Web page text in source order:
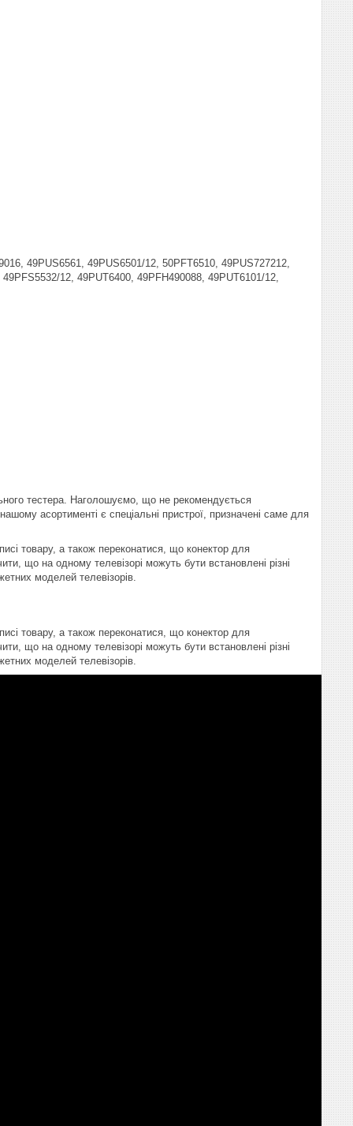
49PUS6561, 49PUS6501/12, 50PFT6510, 49PUS727212,
12, 49PUT6400, 49PFH490088, 49PUT6101/12,
тестера. Наголошуємо, що не рекомендується
асортименті є спеціальні пристрої, призначені саме для
товару, а також переконатися, що конектор для
що на одному телевізорі можуть бути встановлені різні
моделей телевізорів.
товару, а також переконатися, що конектор для
що на одному телевізорі можуть бути встановлені різні
моделей телевізорів.